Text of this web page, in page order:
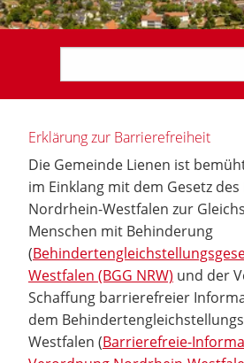
Erklärung zur Barrierefreiheit
Die Gemeinde Lienen ist
im Einklang mit dem Gesetz des
Nordrhein-Westfalen zur
Menschen mit Behinderung
(
Westfalen (BGG NRW) und der
Schaffung barrierefreier
dem
Westfalen (Barrierefreie-